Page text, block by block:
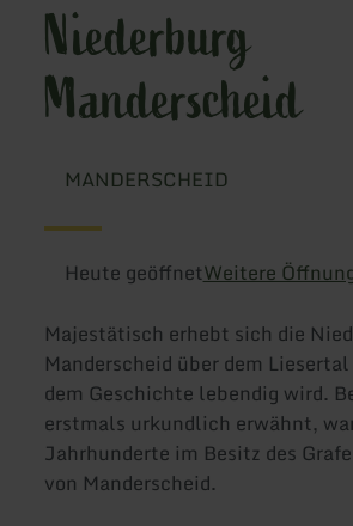
Niederburg
Manderscheid
MANDERSCHEID
Heute geöffnetWeitere
Majestätisch erhebt sich die
Manderscheid über dem
dem Geschichte lebendig wird.
erstmals urkundlich erwähnt,
Jahrhunderte im Besitz des
von Manderscheid.